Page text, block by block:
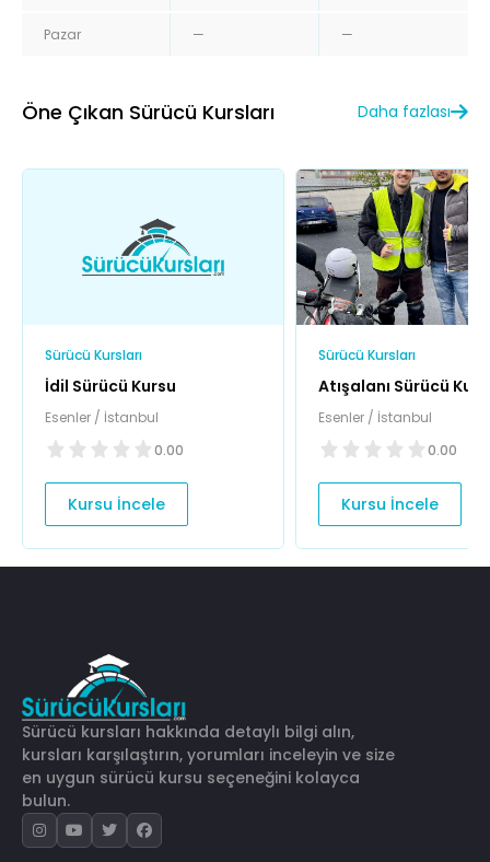
Pazar — —
Öne Çıkan Sürücü Kursları Daha fazlası
Sürücü Kursları
İdil Sürücü Kursu
Esenler / İstanbul
0.00
Kursu İncele
Sürücü Kursları
Atışalanı Sürücü
Esenler / İstanbul
0.00
Kursu İncele
Sürücü kursları hakkında detaylı bilgi alın,
kursları karşılaştırın, yorumları inceleyin ve size
en uygun sürücü kursu seçeneğini kolayca
bulun.